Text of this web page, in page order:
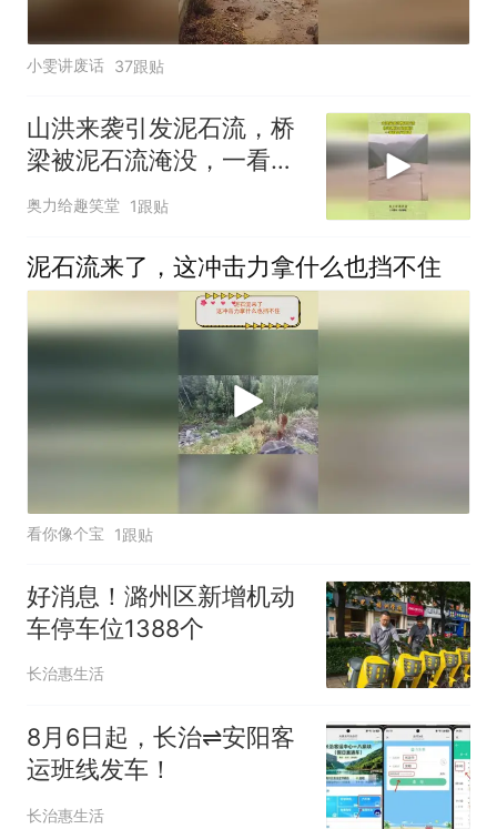
小雯讲废话 37跟贴
山洪来袭引发泥石流，桥
梁被泥石流淹没，一看就
是豆腐渣
奥力给趣笑堂 1跟贴
泥石流来了，这冲击力拿什么也挡不住
看你像个宝 1跟贴
好消息！潞州区新增机动
车停车位1388个
长治惠生活
8月6日起，长治⇌安阳客
运班线发车！
长治惠生活